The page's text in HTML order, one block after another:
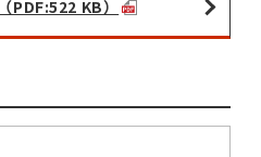
PDF:522 KB）